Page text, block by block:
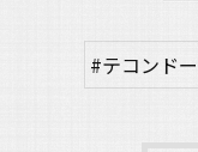
#テコンドー